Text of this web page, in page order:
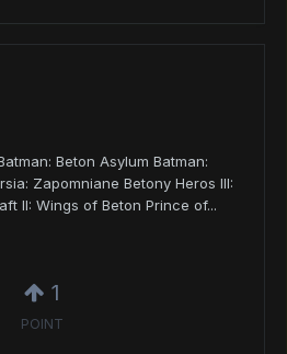
Beton Asylum Batman:
Zapomniane Betony Heros III:
II: Wings of Beton Prince of...
1
POINT